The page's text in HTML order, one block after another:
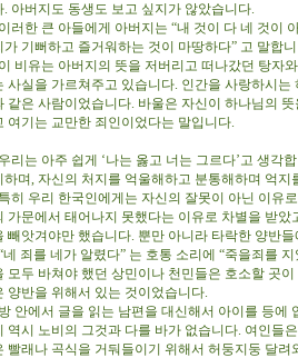
. 아버지도 동생도 보고 싶지가 않았습니다.
이러한 큰 아들에게 아버지는 “내 것이 다 네 것이
가 기뻐하고 즐거워하는 것이 마땅하다” 고 말합
이 비유는 아버지의 뜻을 저버리고 떠나갔던 탕자
사실을 가르쳐주고 있습니다. 인간을 사랑하시
같은 사람이었습니다. 바울은 자신이 하나님의
여기는 교만한 죄인이었다는 말입니다.
우리는 아주 쉽게 ‘나는 옳고 너는 그르다’고 생각
하며, 자신의 처지를 억울해하고 분통해하며 억지
특히 우리 한국인에게는 자신의 잘못이 아닌 이유
가문에서 태어나지 못했다는 이유로 차별을 받
빼앗겨야만 했습니다. 뿐만 아니라 타락한 양반
네 죄를 네가 알렸다” 는 호통 소리에 “죽을죄를
모두 바쳐야 했던 상민이나 천민들은 호소할 곳
양반을 위해서 있는 것이었습니다.
방 안에서 글을 읽는 남편을 대신해서 아이를 등에
역시 노비의 그것과 다를 바가 없습니다. 여인들
빨래나 곡식을 거둬들이기 위해서 허둥지둥 달